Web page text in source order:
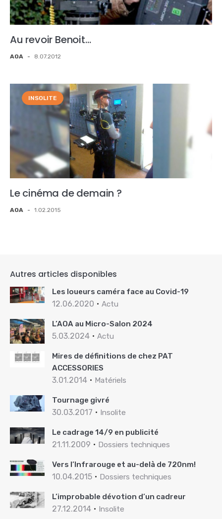
Au revoir Benoit…
AOA - 8.07.2012
INSOLITE
Le cinéma de demain ?
AOA - 1.02.2015
Autres articles disponibles
Les loueurs caméra face au Covid-19
12.06.2020 Actu
L’AOA au Micro-Salon 2024
5.03.2024 Actu
Mires de définitions de chez PAT
ACCESSORIES
3.01.2014 Matériels
Tournage givré
30.03.2017 Insolite
Le cadrage 14/9 en publicité
21.11.2009 Dossiers techniques
Vers l’Infrarouge et au-delà de 720nm!
10.04.2015 Dossiers techniques
L’improbable dévotion d’un cadreur
27.12.2014 Insolite